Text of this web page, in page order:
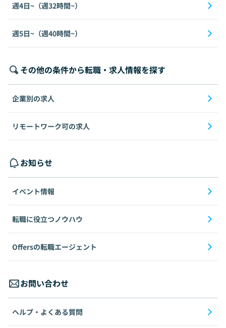
週4日~（週32時間~）
週5日~（週40時間~）
その他の条件から転職・求人情報を探す
企業別の求人
リモートワーク可の求人
お知らせ
イベント情報
転職に役立つノウハウ
Offersの転職エージェント
お問い合わせ
ヘルプ・よくある質問